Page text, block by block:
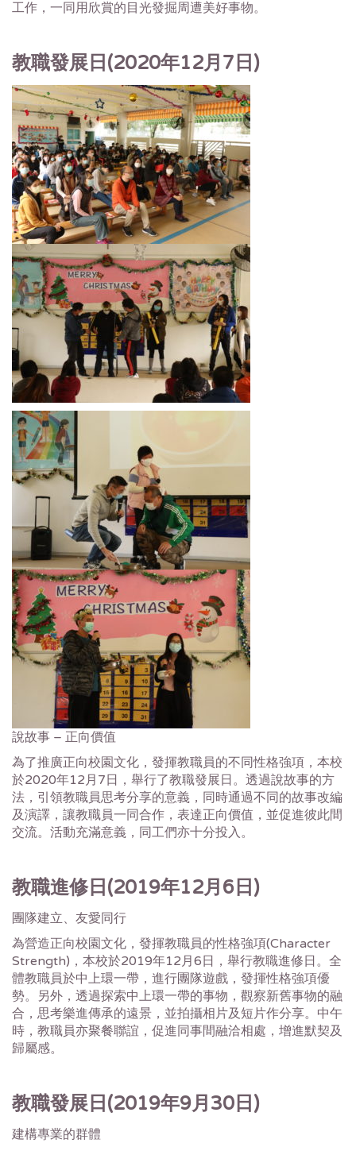
工作，一同用欣賞的目光發掘周遭美好事物。
教職發展日 (2020年12月7 日 )
說故事 – 正向價值
為了推廣正向校園文化，發揮教職員的不同性格強項，本校
於2020年12月 7 日，舉行了教職發展日。透過說故事的方
法，引領教職員思考分享的意義，同時通過不同的故事改編
及演譯，讓教職員一同合作，表達正向價值，並促進彼此間
交流。活動充滿意義，同工們亦十分投入。
教職進修日(2019年12月6日)
團隊建立、友愛同行
為營造正向校園文化，發揮教職員的性格強項(Character
Strength)，本校於2019年12月6日，舉行教職進修日。全
體教職員於中上環一帶，進行團隊遊戲，發揮性格強項優
勢。另外，透過探索中上環一帶的事物，觀察新舊事物的融
合，思考樂進傳承的遠景，並拍攝相片及短片作分享。中午
時，教職員亦聚餐聯誼，促進同事間融洽相處，增進默契及
歸屬感。
教職發展日(2019年9月30日)
建構專業的群體